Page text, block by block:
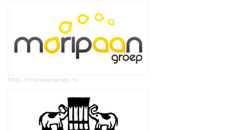
https://maripaangroep.nl/